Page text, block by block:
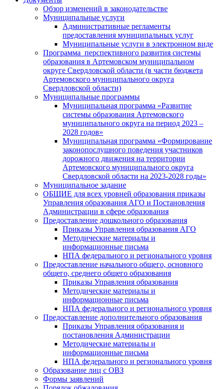
Обзор изменений в законодательстве
Муниципальные услуги
Административные регламенты
предоставления муниципальных услуг
Муниципальные услуги в электронном виде
Программа перспективного развития системы
образования в Артемовском муниципальном
округе Свердловской области (в части бюджета
Артемовского муниципального округа
Свердловской области)
Муниципальные программы
Муниципальная программа «Развитие
системы образования Артемовского
муниципального округа на период 2023 –
2028 годов»
Муниципальная программа «Формирование
законопослушного поведения участников
дорожного движения на территории
Артемовского муниципального округа
Свердловской области на 2023-2028 годы»
Муниципальное задание
ОБЩИЕ для всех уровней образования приказы
Управления образования АГО и Постановления
Администрации в сфере образования
Предоставление дошкольного образования
Приказы Управления образования АГО
Методические материалы и
информационные письма
НПА федерального и регионального уровня
Предоставление начального общего, основного
общего, среднего общего образования
Приказы Управления образования
Методические материалы и
информационные письма
НПА федерального и регионального уровня
Предоставление дополнительного образования
Приказы Управления образования и
постановления Администрации
Методические материалы и
информационные письма
НПА федерального и регионального уровня
Образование лиц с ОВЗ
Формы заявлений